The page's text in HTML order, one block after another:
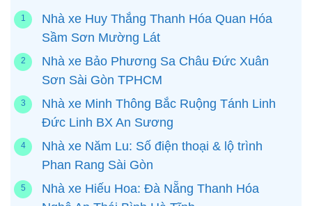
Nhà xe Huy Thắng Thanh Hóa Quan Hóa
Sầm Sơn Mường Lát
Nhà xe Bảo Phương Sa Châu Đức Xuân
Sơn Sài Gòn TPHCM
Nhà xe Minh Thông Bắc Ruộng Tánh Linh
Đức Linh BX An Sương
Nhà xe Năm Lu: Số điện thoại & lộ trình
Phan Rang Sài Gòn
Nhà xe Hiếu Hoa: Đà Nẵng Thanh Hóa